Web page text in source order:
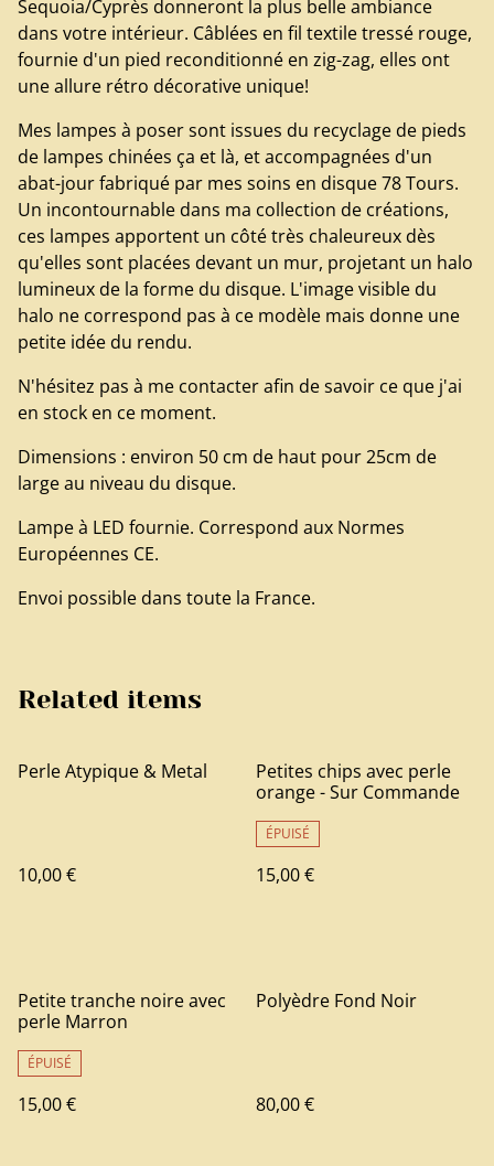
Sequoia/Cyprès donneront la plus belle ambiance
dans votre intérieur. Câblées en fil textile tressé rouge,
fournie d'un pied reconditionné en zig-zag, elles ont
une allure rétro décorative unique!
Mes lampes à poser sont issues du recyclage de pieds
de lampes chinées ça et là, et accompagnées d'un
abat-jour fabriqué par mes soins en disque 78 Tours.
Un incontournable dans ma collection de créations,
ces lampes apportent un côté très chaleureux dès
qu'elles sont placées devant un mur, projetant un halo
lumineux de la forme du disque. L'image visible du
halo ne correspond pas à ce modèle mais donne une
petite idée du rendu.
N'hésitez pas à me contacter afin de savoir ce que j'ai
en stock en ce moment.
Dimensions : environ 50 cm de haut pour 25cm de
large au niveau du disque.
Lampe à LED fournie. Correspond aux Normes
Européennes CE.
Envoi possible dans toute la France.
Related items
Perle Atypique & Metal
10,00 €
Petites chips avec perle
orange - Sur Commande
ÉPUISÉ
15,00 €
Petite tranche noire avec
perle Marron
ÉPUISÉ
15,00 €
Polyèdre Fond Noir
80,00 €